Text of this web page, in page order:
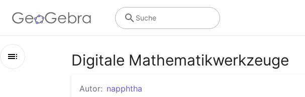
Suche
Digitale Mathematikwerkzeuge
Autor: napphtha